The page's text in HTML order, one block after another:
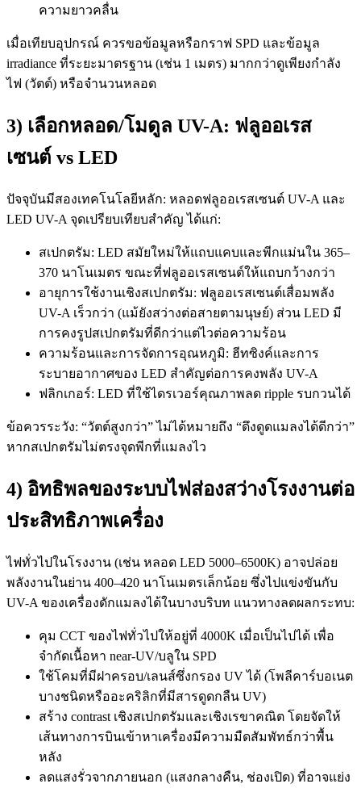
ความยาวคลื่น
เมื่อเทียบอุปกรณ์ ควรขอข้อมูลหรือกราฟ SPD และข้อมูล
irradiance ที่ระยะมาตรฐาน (เช่น 1 เมตร) มากกว่าดูเพียงกำลัง
ไฟ (วัตต์) หรือจำนวนหลอด
3) เลือกหลอด/โมดูล UV-A: ฟลูออเรส
เซนต์ vs LED
ปัจจุบันมีสองเทคโนโลยีหลัก: หลอดฟลูออเรสเซนต์ UV-A และ
LED UV-A จุดเปรียบเทียบสำคัญ ได้แก่:
สเปกตรัม: LED สมัยใหม่ให้แถบแคบและพีกแม่นใน 365–
370 นาโนเมตร ขณะที่ฟลูออเรสเซนต์ให้แถบกว้างกว่า
อายุการใช้งานเชิงสเปกตรัม: ฟลูออเรสเซนต์เสื่อมพลัง
UV-A เร็วกว่า (แม้ยังสว่างต่อสายตามนุษย์) ส่วน LED มี
การคงรูปสเปกตรัมที่ดีกว่าแต่ไวต่อความร้อน
ความร้อนและการจัดการอุณหภูมิ: ฮีทซิงค์และการ
ระบายอากาศของ LED สำคัญต่อการคงพลัง UV-A
ฟลิกเกอร์: LED ที่ใช้ไดรเวอร์คุณภาพลด ripple รบกวนได้
ข้อควรระวัง: “วัตต์สูงกว่า” ไม่ได้หมายถึง “ดึงดูดแมลงได้ดีกว่า”
หากสเปกตรัมไม่ตรงจุดพีกที่แมลงไว
4) อิทธิพลของระบบไฟส่องสว่างโรงงานต่อ
ประสิทธิภาพเครื่อง
ไฟทั่วไปในโรงงาน (เช่น หลอด LED 5000–6500K) อาจปล่อย
พลังงานในย่าน 400–420 นาโนเมตรเล็กน้อย ซึ่งไปแข่งขันกับ
UV-A ของเครื่องดักแมลงได้ในบางบริบท แนวทางลดผลกระทบ:
คุม CCT ของไฟทั่วไปให้อยู่ที่ 4000K เมื่อเป็นไปได้ เพื่อ
จำกัดเนื้อหา near-UV/บลูใน SPD
ใช้โคมที่มีฝาครอบ/เลนส์ซึ่งกรอง UV ได้ (โพลีคาร์บอเนต
บางชนิดหรืออะคริลิกที่มีสารดูดกลืน UV)
สร้าง contrast เชิงสเปกตรัมและเชิงเรขาคณิต โดยจัดให้
เส้นทางการบินเข้าหาเครื่องมีความมืดสัมพัทธ์กว่าพื้น
หลัง
ลดแสงรั่วจากภายนอก (แสงกลางคืน, ช่องเปิด) ที่อาจแย่ง